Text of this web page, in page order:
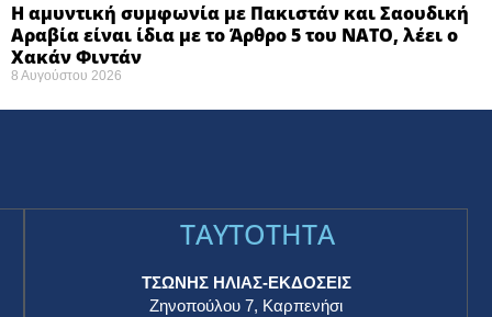
Η αμυντική συμφωνία με Πακιστάν και Σαουδική
Αραβία είναι ίδια με το Άρθρο 5 του ΝΑΤΟ, λέει ο
Χακάν Φιντάν
8 Αυγούστου 2026
TAYTOTHTA
ΤΣΩΝΗΣ ΗΛΙΑΣ-ΕΚΔΟΣΕΙΣ
Ζηνοπούλου 7, Καρπενήσι